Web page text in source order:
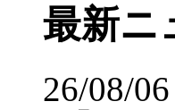
最新ニ
26/08/06